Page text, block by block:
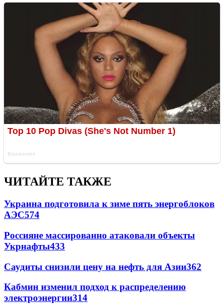
ЧИТАЙТЕ ТАКЖЕ
Украина подготовила к зиме пять энергоблоков
АЭС574
Россияне массированно атаковали объекты
Укрнафты433
Саудиты снизили цену на нефть для Азии362
Кабмин изменил подход к распределению
электроэнергии314